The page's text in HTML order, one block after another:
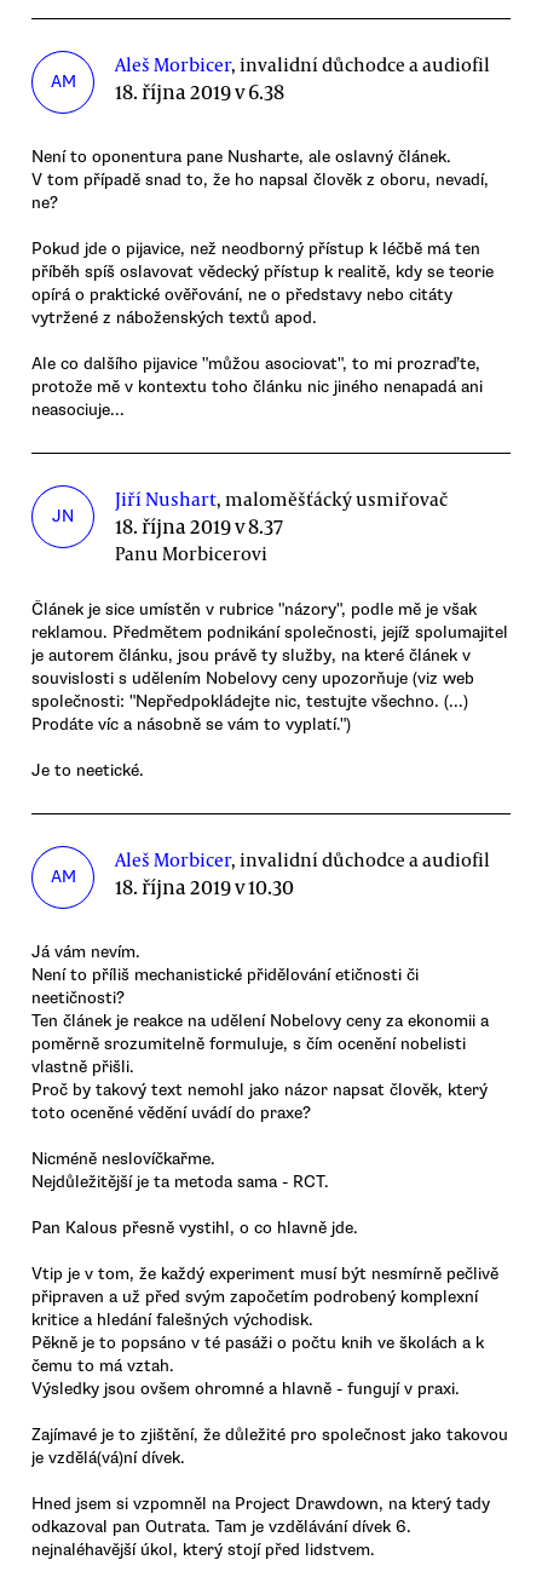
AM
Aleš Morbicer, invalidní důchodce a audiofil
18. října 2019 v 6.38
Není to oponentura pane Nusharte, ale oslavný článek.
V tom případě snad to, že ho napsal člověk z oboru, nevadí,
ne?
Pokud jde o pijavice, než neodborný přístup k léčbě má ten
příběh spíš oslavovat vědecký přístup k realitě, kdy se teorie
opírá o praktické ověřování, ne o představy nebo citáty
vytržené z náboženských textů apod.
Ale co dalšího pijavice "můžou asociovat", to mi prozraďte,
protože mě v kontextu toho článku nic jiného nenapadá ani
neasociuje...
JN
Jiří Nushart, maloměšťácký usmiřovač
18. října 2019 v 8.37
Panu Morbicerovi
Článek je sice umístěn v rubrice "názory", podle mě je však
reklamou. Předmětem podnikání společnosti, jejíž spolumajitel
je autorem článku, jsou právě ty služby, na které článek v
souvislosti s udělením Nobelovy ceny upozorňuje (viz web
společnosti: "Nepředpokládejte nic, testujte všechno. (...)
Prodáte víc a násobně se vám to vyplatí.")
Je to neetické.
AM
Aleš Morbicer, invalidní důchodce a audiofil
18. října 2019 v 10.30
Já vám nevím.
Není to příliš mechanistické přidělování etičnosti či
neetičnosti?
Ten článek je reakce na udělení Nobelovy ceny za ekonomii a
poměrně srozumitelně formuluje, s čím ocenění nobelisti
vlastně přišli.
Proč by takový text nemohl jako názor napsat člověk, který
toto oceněné vědění uvádí do praxe?
Nicméně neslovíčkařme.
Nejdůležitější je ta metoda sama - RCT.
Pan Kalous přesně vystihl, o co hlavně jde.
Vtip je v tom, že každý experiment musí být nesmírně pečlivě
připraven a už před svým započetím podrobený komplexní
kritice a hledání falešných východisk.
Pěkně je to popsáno v té pasáži o počtu knih ve školách a k
čemu to má vztah.
Výsledky jsou ovšem ohromné a hlavně - fungují v praxi.
Zajímavé je to zjištění, že důležité pro společnost jako takovou
je vzdělá(vá)ní dívek.
Hned jsem si vzpomněl na Project Drawdown, na který tady
odkazoval pan Outrata. Tam je vzdělávání dívek 6.
nejnaléhavější úkol, který stojí před lidstvem.